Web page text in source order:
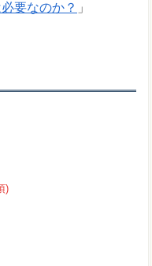
要なのか？ 」
)